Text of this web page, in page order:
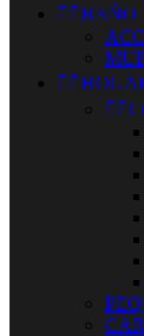
 BAÑO
 
 